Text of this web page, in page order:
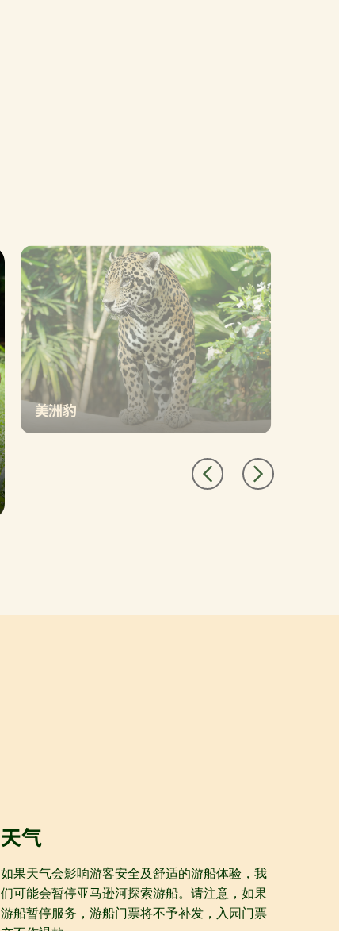
美洲豹
穴，邂逅一种身上布满斑点的捕食者——美洲
豹。这种猫科动物行踪诡秘，极擅长游泳，哪
怕是拖着大型猎物涉水也不在话下。
天气
如果天气会影响游客安全及舒适的游船体验，我
们可能会暂停亚马逊河探索游船。请注意，如果
游船暂停服务，游船门票将不予补发，入园门票